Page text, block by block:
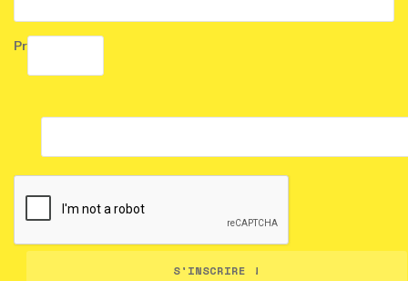
Prénom *
S'INSCRIRE !